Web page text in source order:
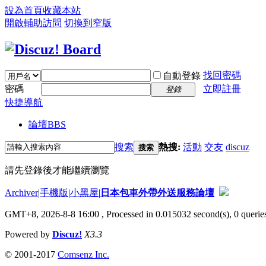
設為首頁收藏本站
開啟輔助訪問 切換到窄版
自動登錄 找回密碼
密碼
登錄
立即註冊
快捷導航
論壇BBS
搜索 搜索 熱搜: 活動 交友 discuz
請先登錄後才能繼續瀏覽
Archiver|手機版|小黑屋| 日本包車外帶外送服務論壇
GMT+8, 2026-8-8 16:00 , Processed in 0.015032 second(s), 0
Powered by Discuz! X3.3
© 2001-2017 Comsenz Inc.